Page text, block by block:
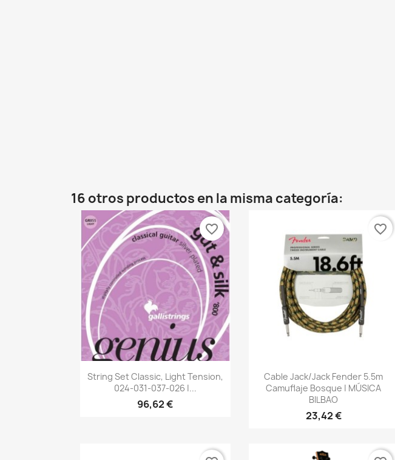
16 otros productos en la misma categoría:
Vista rápida
String Set Classic, Light Tension,
024-031-037-026 |...
96,62 €
favorite_border
Vista rápida
Cable Jack/jack Fender 5.5m
Camuflaje Bosque | MÚSICA
BILBAO
23,42 €
favorite_border